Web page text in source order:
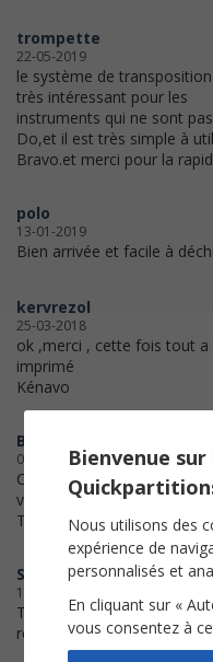
trompette
22-05-2019
le système de
très intéressant pour les
instruments qui ne sont
Do,et il est très simple à
Bravo.et merci pour la
polo
13-01-2019
Bien arrivée et facile à
kervrezol
25-03-2018
ok ,merci , cette fois tout a
imprimé
Kénavo
BLEK48
01-02-2018
C'est la première fois que
votre site.
Très satisfait - Utilisation
SylvieB
16-01-2018
Très bon achat, à
recommander+++
Bienvenue
Nous utilisons des
expérience de
personnalisés et
En cliquant sur «
vous consentez à